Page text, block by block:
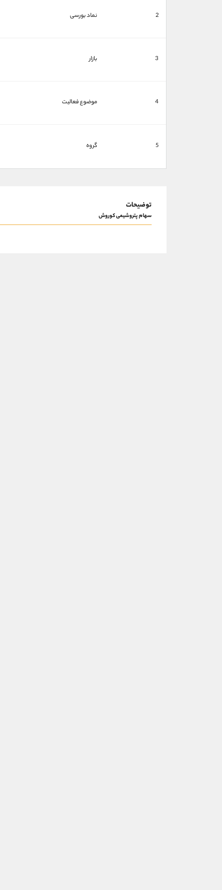
2 نماد بورسی
3 بازار
4 موضوع فعالیت
5 گروه
توضیحات
سهام پتروشیمی کوروش